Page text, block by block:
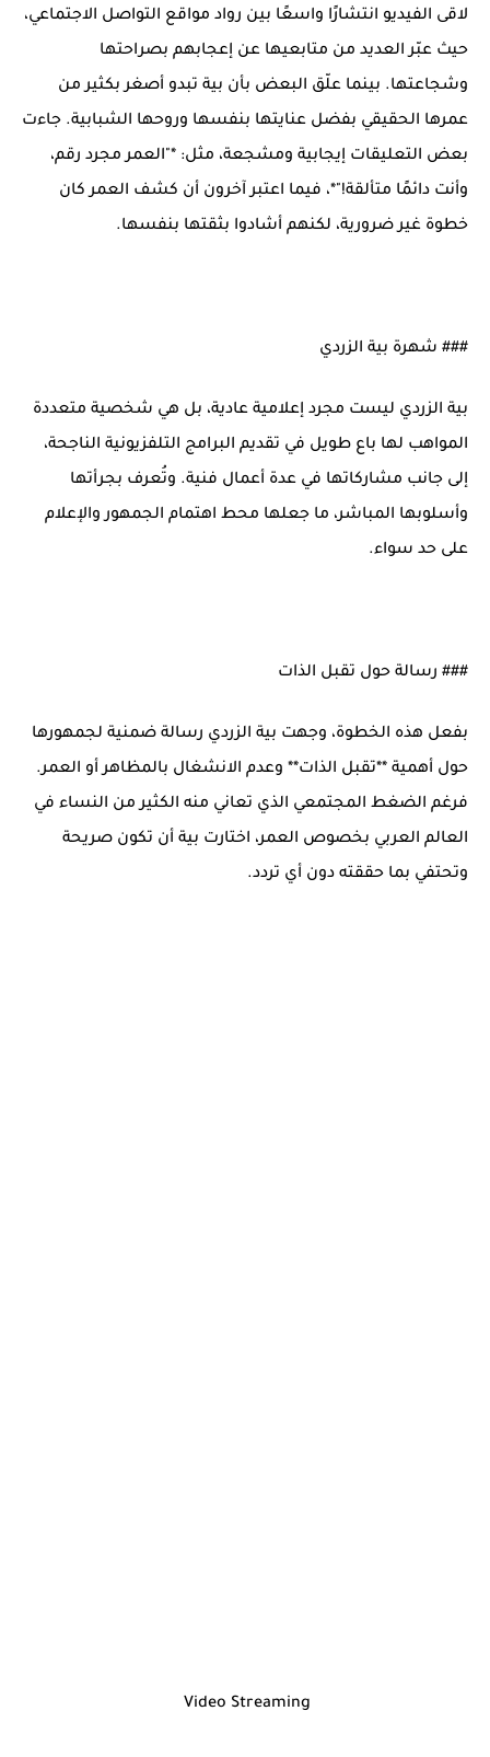
لاقى الفيديو انتشارًا واسعًا بين رواد مواقع التواصل الاجتماعي،
حيث عبّر العديد من متابعيها عن إعجابهم بصراحتها
وشجاعتها. بينما علّق البعض بأن بية تبدو أصغر بكثير من
عمرها الحقيقي بفضل عنايتها بنفسها وروحها الشبابية. جاءت
بعض التعليقات إيجابية ومشجعة، مثل: *"العمر مجرد رقم،
وأنت دائمًا متألقة!"*، فيما اعتبر آخرون أن كشف العمر كان
خطوة غير ضرورية، لكنهم أشادوا بثقتها بنفسها.
### شهرة بية الزردي
بية الزردي ليست مجرد إعلامية عادية، بل هي شخصية متعددة
المواهب لها باع طويل في تقديم البرامج التلفزيونية الناجحة،
إلى جانب مشاركاتها في عدة أعمال فنية. وتُعرف بجرأتها
وأسلوبها المباشر، ما جعلها محط اهتمام الجمهور والإعلام
على حد سواء.
### رسالة حول تقبل الذات
بفعل هذه الخطوة، وجهت بية الزردي رسالة ضمنية لجمهورها
حول أهمية **تقبل الذات** وعدم الانشغال بالمظاهر أو العمر.
فرغم الضغط المجتمعي الذي تعاني منه الكثير من النساء في
العالم العربي بخصوص العمر، اختارت بية أن تكون صريحة
وتحتفي بما حققته دون أي تردد.
Video Streaming